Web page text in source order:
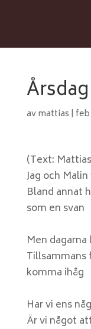
avmattias | feb
(Text:
Jag och
Bland annat
som en svan
Men
komma ihåg
Har vi ens
Är vi något